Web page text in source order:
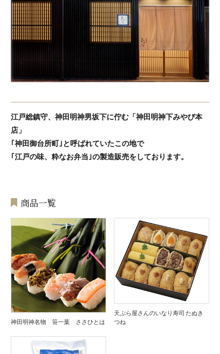
江戸総鎮守、神田明神男坂下に佇む「神田明神下みやび本
店」
｢神田御台所町｣と呼ばれていたこの地で
｢江戸の味、粋なお弁当｣の製造販売をしております。
商品一覧
神田明神名物 笹一葉 ささひとは
天ぷら屋さんのいなり寿司 たぬき
つね